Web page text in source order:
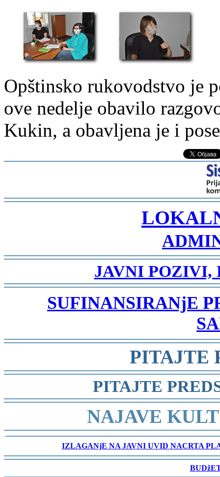
Opštinsko rukovodstvo je
ove nedelje obavilo
Kukin, a obavljena je i
-
-
JAVNI POZIVI,
-
SUFINANSIRANjE
-
PITAJTE
-
PITAJTE
-
NAJAVE
-
IZLAGANjE NA JAVNI UVID NACRTA
-